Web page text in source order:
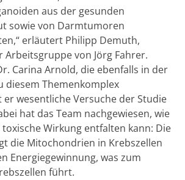
aus der gesunden
sowie von Darmtumoren
erläutert Philipp Demuth,
von Jörg Fahrer.
Carina Arnold, die ebenfalls in der
diesem Themenkomplex
wesentliche Versuche der Studie
hat das Team nachgewiesen, wie
Wirkung entfalten kann: Die
die Mitochondrien in Krebszellen
Energiegewinnung, was zum
führt.